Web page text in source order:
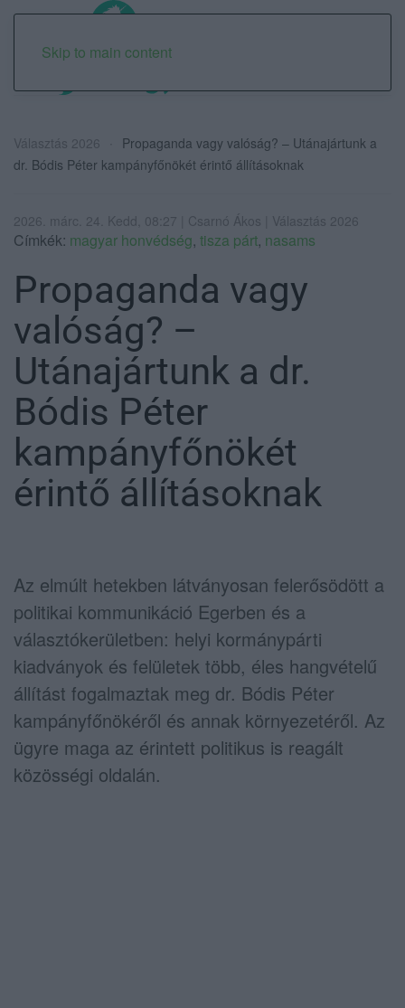
Skip to main content
Választás 2026
Propaganda vagy valóság? – Utánajártunk a
dr. Bódis Péter kampányfőnökét érintő állításoknak
2026. márc. 24. Kedd, 08:27 | Csarnó Ákos | Választás 2026
Címkék: magyar honvédség, tisza párt, nasams
Propaganda vagy
valóság? –
Utánajártunk a dr.
Bódis Péter
kampányfőnökét
érintő állításoknak
Az elmúlt hetekben látványosan felerősödött a
politikai kommunikáció Egerben és a
választókerületben: helyi kormánypárti
kiadványok és felületek több, éles hangvételű
állítást fogalmaztak meg dr. Bódis Péter
kampányfőnökéről és annak környezetéről. Az
ügyre maga az érintett politikus is reagált
közösségi oldalán.